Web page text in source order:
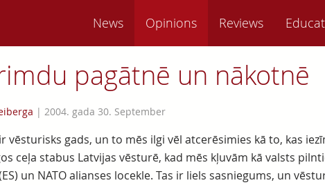
News Opinions Reviews
pagātnē un nākotnē
| 2004. gada 30. September
vēsturisks gads, un to mēs ilgi vēl atcerēsimies kā to, kas
ceļa stabus Latvijas vēsturē, kad mēs kļuvām kā valsts
un NATO alianses locekle. Tas ir liels sasniegums, un